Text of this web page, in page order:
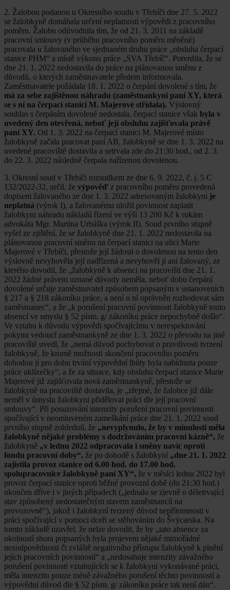
2. Žalobou podanou u Okresního soudu v Třebíči dne 27. 5. 2022
se žalobkyně domáhala určení neplatnosti výpovědi z pracovního
poměru. Žalobu odůvodnila tím, že od 21. 3. 2011 na základě
pracovní smlouvy (v průběhu pracovního poměru měněné)
pracovala u žalovaného ve sjednaném druhu práce „obsluha čerpací
stanice PHM“ a místě výkonu práce „SVA Třebíč“. Potvrdila, že se
dne 21. 1. 2022 nedostavila do práce na plánovanou směnu z
důvodů, o kterých zaměstnavatele předem informovala.
Zaměstnavatele požádala 18. 1. 2022 o čerpání dovolené s tím, že
má za sebe zajištěnou náhradu (zaměstnankyni paní XY, která
se s ní na čerpací stanici M. Majerové střídala). Výslovný
souhlas s čerpáním dovolené nedostala, čerpací stanice však byla v
uvedený den otevřená, neboť její obsluhu zajišťovala právě
paní XY. Od 1. 3. 2022 na čerpací stanici M. Majerové místo
žalobkyně začala pracovat paní AB, žalobkyně se dne 1. 3. 2022 na
uvedené pracoviště dostavila a setrvala zde do 21:30 hod., od 2. 3.
do 22. 3. 2022 následně čerpala nařízenou dovolenou.
3. Okresní soud v Třebíči rozsudkem ze dne 6. 9. 2022, č. j. 5 C
132/2022-32, určil, že výpověď z pracovního poměru provedená
dopisem žalovaného ze dne 1. 3. 2022 adresovaným žalobkyni je
neplatná (výrok I), a žalovanému uložil povinnost zaplatit
žalobkyni náhradu nákladů řízení ve výši 13 200 Kč k rukám
advokáta Mgr. Martina Urbáška (výrok II). Soud prvního stupně
vyšel ze zjištění, že se žalobkyně dne 21. 1. 2022 nedostavila na
plánovanou pracovní směnu na čerpací stanici na ulici Marie
Majerové v Třebíči, přestože její žádosti o dovolenou na tento den
výslovně nevyhověla její nadřízená a nevyhověl jí ani žalovaný, ze
kterého dovodil, že „žalobkyně k absenci na pracovišti dne 21. 1.
2022 žádné právem uznané důvody neměla, neboť dobu čerpání
dovolené určuje zaměstnavatel způsobem popsaným v ustanoveních
§ 217 a § 218 zákoníku práce, a není o ní oprávněn rozhodovat sám
zaměstnanec“, a že „k porušení pracovní povinnosti žalobkyně touto
absencí ve smyslu § 52 písm. g/ zákoníku práce nepochybně došlo“.
Ve vztahu k důvodu výpovědi spočívajícímu v nerespektování
pokynu vedoucí zaměstnankyně ze dne 1. 3. 2022 o převodu na jiné
pracoviště uvedl, že „nemá důvod pochybovat o pravdivosti tvrzení
žalobkyně, že kromě možnosti skončení pracovního poměru
dohodou jí pro dobu trvání výpovědní lhůty byla nabídnuta pouze
práce uklízečky“, a že za situace, kdy obsluhu čerpací stanice Marie
Majerové již zajišťovala nová zaměstnankyně, přestože se
žalobkyně na pracoviště dostavila, je „zřejmé, že žalobce již dále
neměl v úmyslu žalobkyni přidělovat práci dle její pracovní
smlouvy“. Při posuzování intenzity porušení pracovní povinnosti
spočívající v neomluveném zameškání práce dne 21. 1. 2022 soud
prvního stupně zohlednil, že „nevyplynulo, že by v minulosti měla
žalobkyně nějaké problémy s dodržováním pracovní kázně“, že
žalobkyně „v lednu 2022 odpracovala i směny navíc oproti
fondu pracovní doby“, že po dohodě s žalobkyní „dne 21. 1. 2022
zajistila provoz stanice od 6.00 hod. do 17.00 hod.
spolupracovnice žalobkyně paní XY“, že v měsíci lednu 2022 byl
provoz čerpací stanice oproti běžné provozní době (do 21:30 hod.)
ukončen dříve i v jiných případech („jednalo se zjevně o déletrvající
stav způsobený nedostatečným stavem zaměstnanců na
provozovně“), jakož i žalobkyní tvrzený důvod nepřítomnosti v
práci spočívající v pomoci dceři se stěhováním do Švýcarska. Na
tomto základě uzavřel, že nelze dovodit, že by „tato absence za
okolností shora popsaných byla projevem nějaké mimořádné
nezodpovědnosti či zvláště negativního přístupu žalobkyně k plnění
jejích pracovních povinností“ a „nedosahuje intenzity závažného
porušení povinnosti vztahujících se k žalobkyní vykonávané práci,
měla intenzitu pouze méně závažného porušení těchto povinností a
výpovědní důvod dle § 52 písm. g/ zákoníku práce tak není dán“.